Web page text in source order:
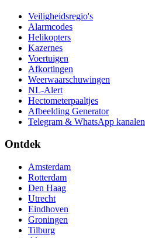
Veiligheidsregio's
Alarmcodes
Helikopters
Kazernes
Voertuigen
Afkortingen
Weerwaarschuwingen
NL-Alert
Hectometerpaaltjes
Afbeelding Generator
Telegram & WhatsApp kanalen
Ontdek
Amsterdam
Rotterdam
Den Haag
Utrecht
Eindhoven
Groningen
Tilburg